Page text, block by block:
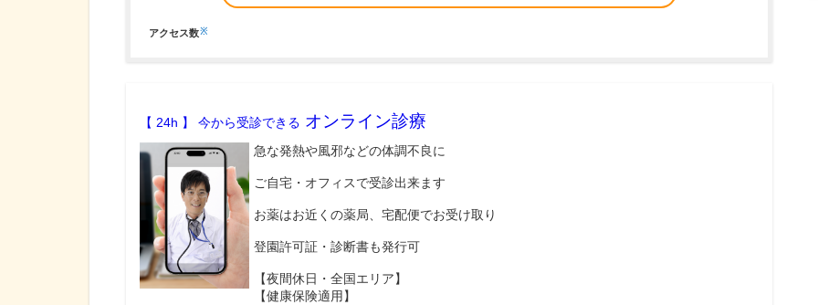
アクセス数※
【 24h 】 今から受診できる オンライン診療
急な発熱や風邪などの体調不良に
ご自宅・オフィスで受診出来ます
お薬はお近くの薬局、宅配便でお受け取り
登園許可証・診断書も発行可
【夜間休日・全国エリア】
【健康保険適用】